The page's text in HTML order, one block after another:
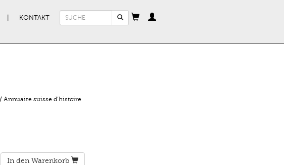
KONTAKT
Suchformular
suisse d’histoire
In den Warenkorb